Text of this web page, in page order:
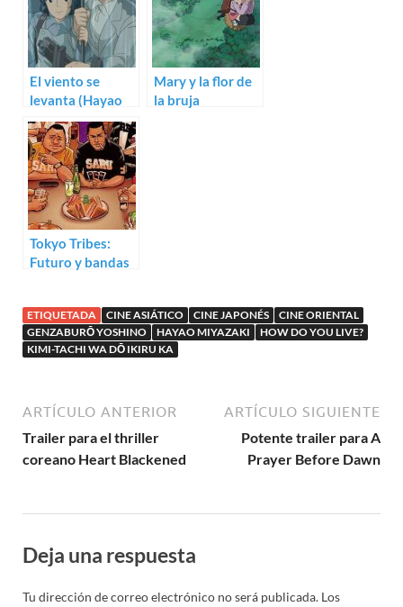
El viento se
levanta (Hayao
Miyazaki)
Mary y la flor de
la bruja
Tokyo Tribes:
Futuro y bandas
Sono
ETIQUETADA CINE ASIÁTICO CINE JAPONÉS
CINE ORIENTAL
GENZABURŌ YOSHINO
HAYAO MIYAZAKI
HOW DO YOU LIVE?
KIMI-TACHI WA DŌ IKIRU KA
ARTÍCULO ANTERIOR
Trailer para el thriller
coreano Heart Blackened
ARTÍCULO SIGUIENTE
Potente trailer para A
Prayer Before Dawn
Deja una respuesta
Tu dirección de correo electrónico no será publicada. Los